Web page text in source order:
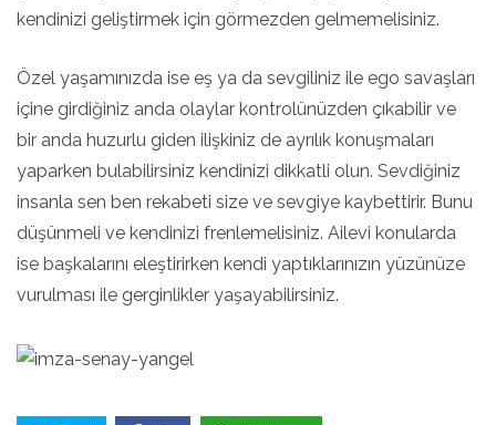
kendinizi geliştirmek için görmezden gelmemelisiniz.
Özel yaşamınızda ise eş ya da sevgiliniz ile ego savaşları
içine girdiğiniz anda olaylar kontrolünüzden çıkabilir ve
bir anda huzurlu giden ilişkiniz de ayrılık konuşmaları
yaparken bulabilirsiniz kendinizi dikkatli olun. Sevdiğiniz
insanla sen ben rekabeti size ve sevgiye kaybettirir. Bunu
düşünmeli ve kendinizi frenlemelisiniz. Ailevi konularda
ise başkalarını eleştirirken kendi yaptıklarınızın yüzünüze
vurulması ile gerginlikler yaşayabilirsiniz.